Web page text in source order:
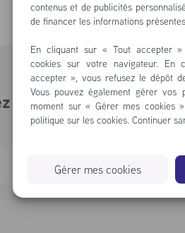
faire réparer votre
contenus et de publicités
de financer les informations
En cliquant sur « Tout accepter
cookies sur votre navigateur. En
accepter », vous refusez le dépôt
Vous pouvez également gérer
moment sur « Gérer mes cookies
politique sur les cookies. Continuer
Gérer mes cookies